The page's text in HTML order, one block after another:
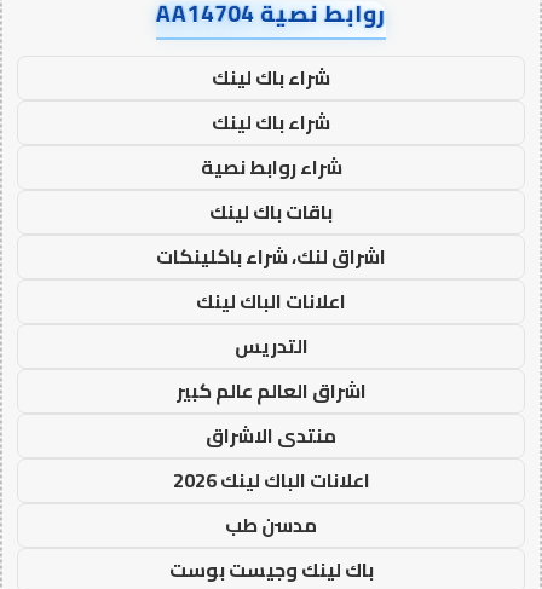
روابط نصية AA14704
شراء باك لينك
شراء باك لينك
شراء روابط نصية
باقات باك لينك
اشراق لنك، شراء باكلينكات
اعلانات الباك لينك
التدريس
اشراق العالم عالم كبير
منتدى الاشراق
اعلانات الباك لينك 2026
مدسن طب
باك لينك وجيست بوست